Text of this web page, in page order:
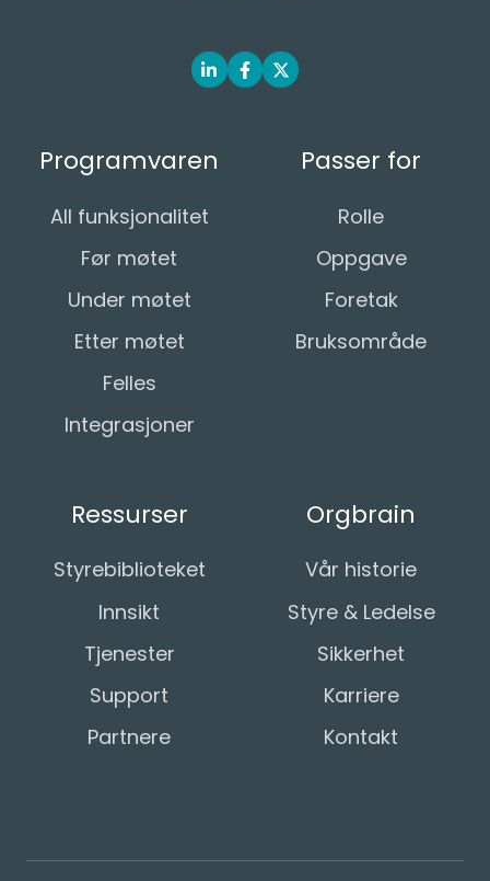
Programvaren
All funksjonalitet
Før møtet
Under møtet
Etter møtet
Felles
Integrasjoner
Passer for
Rolle
Oppgave
Foretak
Bruksområde
Ressurser
Styrebiblioteket
Innsikt
Tjenester
Support
Partnere
Orgbrain
Vår historie
Styre & Ledelse
Sikkerhet
Karriere
Kontakt